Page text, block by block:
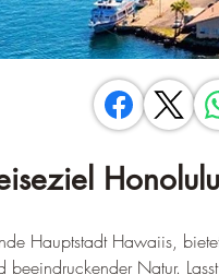
Hauptstadt Hawaiis,
beeindruckender Natur.